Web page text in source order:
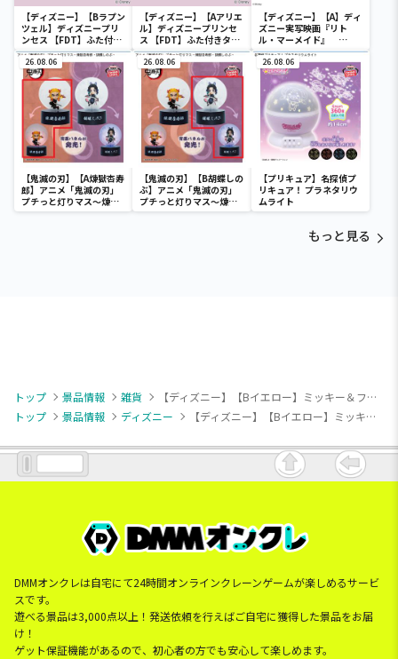
【ディズニー】【Bラプン
ツェル】ディズニープリ
ンセス 【FDT】ふた付き
タンブラー
【ディズニー】【Aアリエ
ル】ディズニープリンセ
ス 【FDT】ふた付きタン
ブラー
【ディズニー】【A】ディ
ズニー実写映画『リト
ル・マーメイド』
[PtZ]折り畳みボックス
チェアー
26.08.06
【鬼滅の刃】【A煉獄杏寿
郎】アニメ「鬼滅の刃」
プチっと灯りマス～煉獄
杏寿郎・胡蝶しのぶ～
26.08.06
【鬼滅の刃】【B胡蝶しの
ぶ】アニメ「鬼滅の刃」
プチっと灯りマス～煉獄
杏寿郎・胡蝶しのぶ～
26.08.06
【プリキュア】名探偵プ
リキュア！ プラネタリウ
ムライト
もっと見る
トップ 景品情報 雑貨
【ディズニー】【Bイエロー】ミッキー＆フレンズ 松本セイジ描きおろし クリア収納ケース
トップ
景品情報 ディズニー 【ディズニー】【Bイエロー】ミッキー＆フレンズ 松本セイジ描きおろし クリア収納ケース
DMMオンクレは自宅にて24時間オンラインクレーンゲームが楽しめるサービ
スです。
遊べる景品は3,000点以上！発送依頼を行えばご自宅に獲得した景品をお届
け！
ゲット保証機能があるので、初心者の方でも安心して楽しめます。